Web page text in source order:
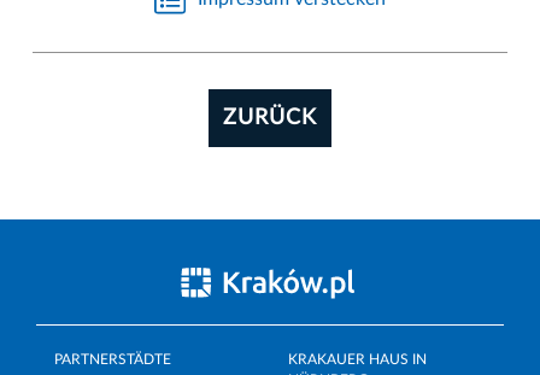
ZURÜCK
PARTNERSTÄDTE
KRAKAUER HAUS IN